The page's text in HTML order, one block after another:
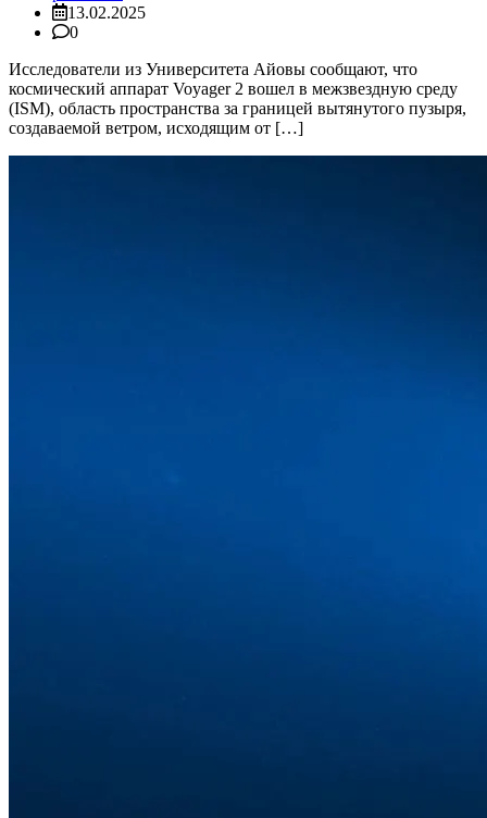
13.02.2025
0
Исследователи из Университета Айовы сообщают, что
космический аппарат Voyager 2 вошел в межзвездную среду
(ISM), область пространства за границей вытянутого пузыря,
создаваемой ветром, исходящим от […]